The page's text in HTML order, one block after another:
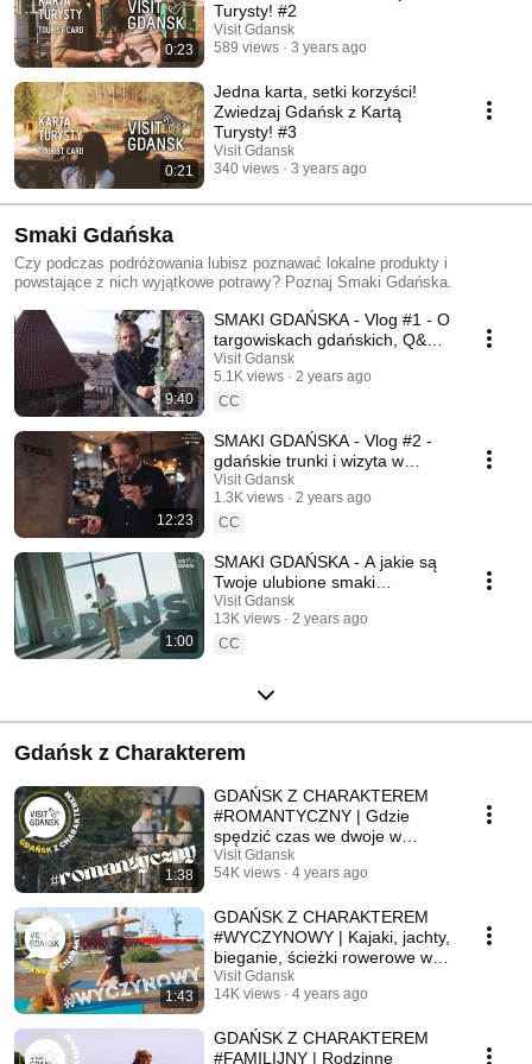
0:23
Turysty! #2
Visit Gdansk
589 views
3 years ago
0:21
Jedna karta, setki korzyści!
Zwiedzaj Gdańsk z Kartą
Turysty! #3
Visit Gdansk
340 views
3 years ago
Smaki Gdańska
Czy podczas podróżowania lubisz poznawać lokalne produkty i
powstające z nich wyjątkowe potrawy? Poznaj Smaki Gdańska.
9:40
SMAKI GDAŃSKA - Vlog #1 - O
targowiskach gdańskich, Q&A z
Modestem Amaro i wizyta w
Mercato
Visit Gdansk
5.1K views
2 years ago
CC
12:23
SMAKI GDAŃSKA - Vlog #2 -
gdańskie trunki i wizyta w
Tyglach , spotkanie z
Prezydent Gdańska
Visit Gdansk
1.3K views
2 years ago
CC
1:00
SMAKI GDAŃSKA - A jakie są
Twoje ulubione smaki
Gdańska?
Visit Gdansk
13K views
2 years ago
CC
Gdańsk z Charakterem
1:38
GDAŃSK Z CHARAKTEREM
#ROMANTYCZNY | Gdzie
spędzić czas we dwoje w
Gdańsku. Romantyczne
Miejsca.
Visit Gdansk
54K views
4 years ago
1:43
GDAŃSK Z CHARAKTEREM
#WYCZYNOWY | Kajaki, jachty,
bieganie, ścieżki rowerowe w
Gdańsku
Visit Gdansk
14K views
4 years ago
GDAŃSK Z CHARAKTEREM
#FAMILIJNY | Rodzinne